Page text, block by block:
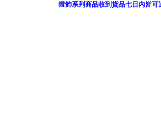
燈飾系列商品收到貨品七日內皆